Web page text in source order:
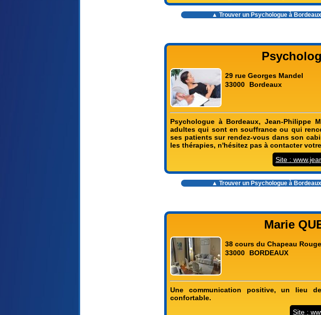
▲ Trouver un Psychologue à Bordeaux
29 rue Georges Mandel
33000
Bordeaux
Psychologue à Bordeaux, Jean-Philippe
adultes qui sont en souffrance ou qui
ses patients sur rendez-vous dans son
les thérapies, n'hésitez pas à contacter
Site :
▲ Trouver un Psychologue à Bordeaux
Marie
38 cours du Chapeau Rouge
33000
BORDEAUX
Une communication positive, un lieu
confortable.
Site :